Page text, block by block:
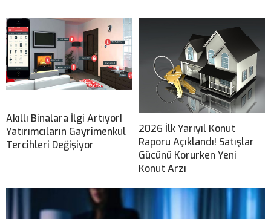
Akıllı Binalara İlgi Artıyor!
Yatırımcıların Gayrimenkul
Tercihleri Değişiyor
2026 İlk Yarıyıl Konut
Raporu Açıklandı! Satışlar
Gücünü Korurken Yeni
Konut Arzı